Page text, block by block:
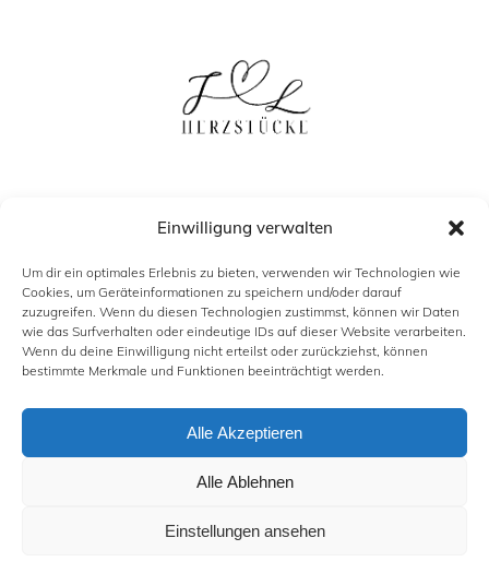
Einwilligung verwalten
Um dir ein optimales Erlebnis zu bieten, verwenden wir Technologien wie
Cookies, um Geräteinformationen zu speichern und/oder darauf
zuzugreifen. Wenn du diesen Technologien zustimmst, können wir Daten
wie das Surfverhalten oder eindeutige IDs auf dieser Website verarbeiten.
Wenn du deine Einwilligung nicht erteilst oder zurückziehst, können
bestimmte Merkmale und Funktionen beeinträchtigt werden.
Alle Akzeptieren
Alle Ablehnen
Einstellungen ansehen
KONTAKT
IMPRESSUM
DATENSCHUTZ